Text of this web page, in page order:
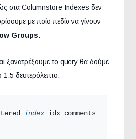
στα Columnstore Indexes δεν
με ποίο πεδίο να γίνουν
Groups.
ξανατρέξουμε το query θα δούμε
1.5 δευτερόλεπτο:
index idx_comments_clmstore